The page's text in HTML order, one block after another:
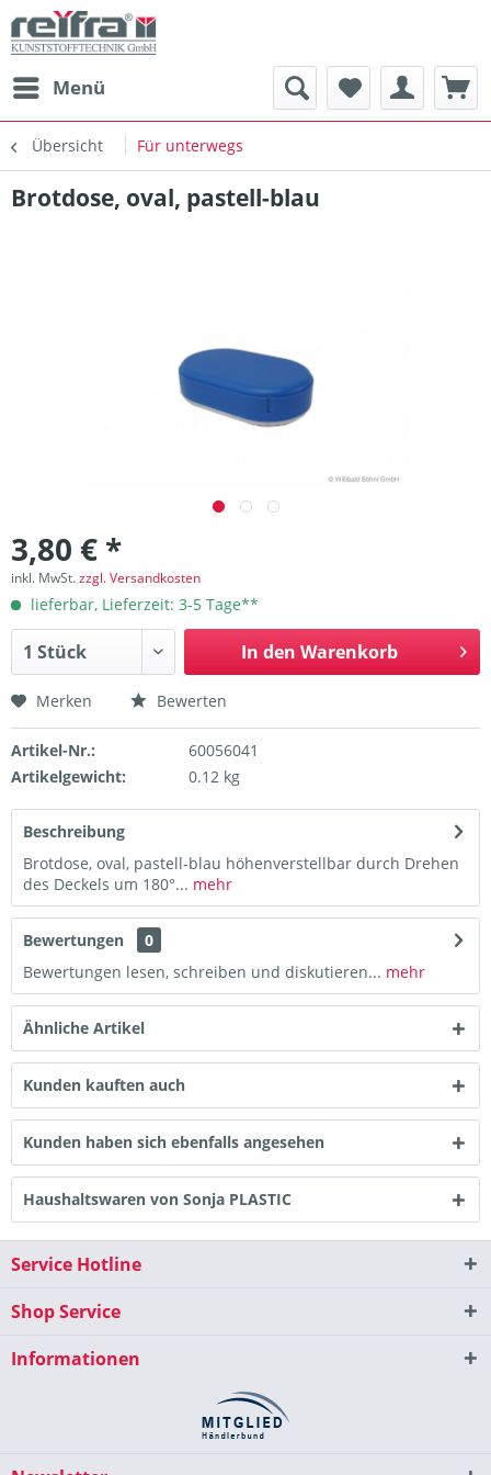
Menü
Übersicht Für unterwegs
Brotdose, oval, pastell-blau
3,80 € *
inkl. MwSt.zzgl. Versandkosten
lieferbar, Lieferzeit: 3-5 Tage**
In den Warenkorb
Merken Bewerten
Artikel-Nr.:
60056041
Artikelgewicht:
0.12 kg
Beschreibung
Brotdose, oval, pastell-blau höhenverstellbar durch Drehen
des Deckels um 180°... mehr
Bewertungen
0
Bewertungen lesen, schreiben und diskutieren... mehr
Ähnliche Artikel
Kunden kauften auch
Kunden haben sich ebenfalls angesehen
Haushaltswaren von Sonja PLASTIC
Service Hotline
Shop Service
Informationen